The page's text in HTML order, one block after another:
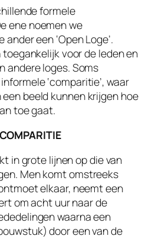
formele
ene noemen we
ander een ‘Open Loge’.
toegankelijk voor de leden en
andere loges. Soms
‘comparitie’, waar
beeld kunnen krijgen hoe
toe gaat.
COMPARITIE
in grote lijnen op die van
Men komt omstreeks
elkaar, neemt een
om acht uur naar de
waarna een
door een van de